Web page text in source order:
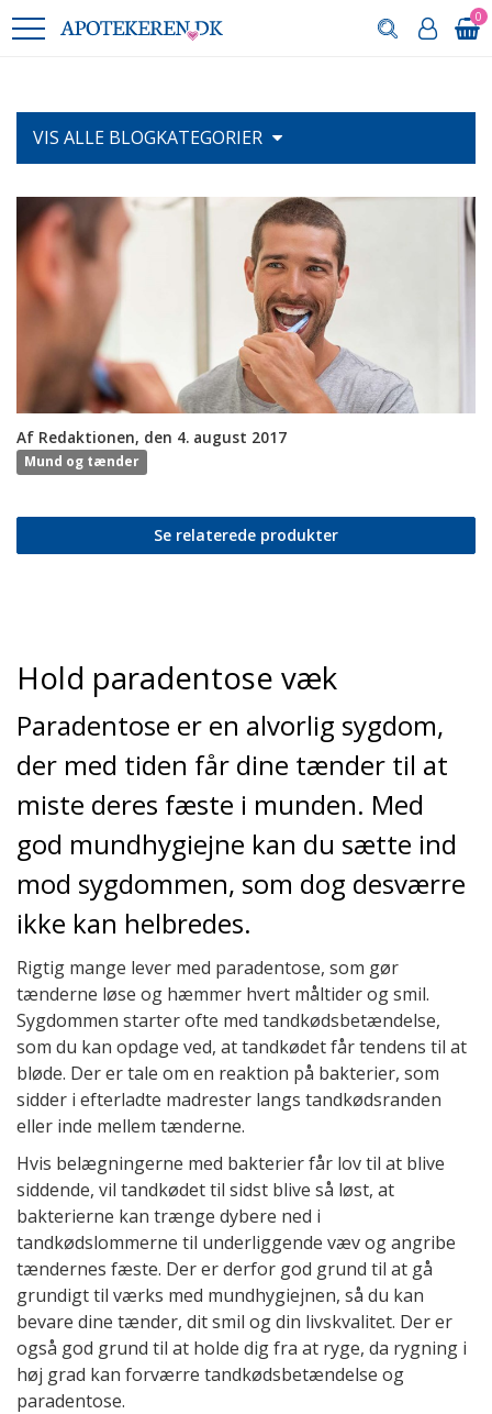
0
VIS ALLE BLOGKATEGORIER
Af Redaktionen, den 4. august 2017
Mund og tænder
Se relaterede produkter
Hold paradentose væk
Paradentose er en alvorlig sygdom,
der med tiden får dine tænder til at
miste deres fæste i munden. Med
god mundhygiejne kan du sætte ind
mod sygdommen, som dog desværre
ikke kan helbredes.
Rigtig mange lever med paradentose, som gør
tænderne løse og hæmmer hvert måltider og smil.
Sygdommen starter ofte med tandkødsbetændelse,
som du kan opdage ved, at tandkødet får tendens til at
bløde. Der er tale om en reaktion på bakterier, som
sidder i efterladte madrester langs tandkødsranden
eller inde mellem tænderne.
Hvis belægningerne med bakterier får lov til at blive
siddende, vil tandkødet til sidst blive så løst, at
bakterierne kan trænge dybere ned i
tandkødslommerne til underliggende væv og angribe
tændernes fæste. Der er derfor god grund til at gå
grundigt til værks med mundhygiejnen, så du kan
bevare dine tænder, dit smil og din livskvalitet. Der er
også god grund til at holde dig fra at ryge, da rygning i
høj grad kan forværre tandkødsbetændelse og
paradentose.